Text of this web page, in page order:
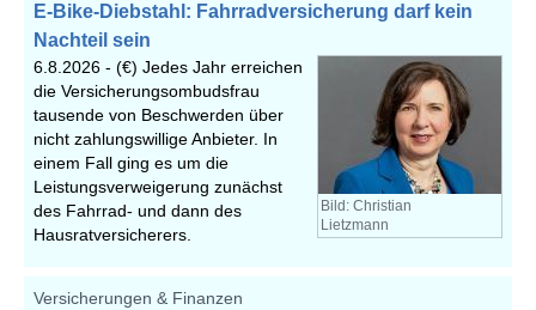
E-Bike-Diebstahl: Fahrradversicherung darf kein
Nachteil sein
Bild: Christian
Lietzmann
6.8.2026 - (€) Jedes Jahr erreichen
die Versicherungsombudsfrau
tausende von Beschwerden über
nicht zahlungswillige Anbieter. In
einem Fall ging es um die
Leistungsverweigerung zunächst
des Fahrrad- und dann des
Hausratversicherers.
Versicherungen & Finanzen